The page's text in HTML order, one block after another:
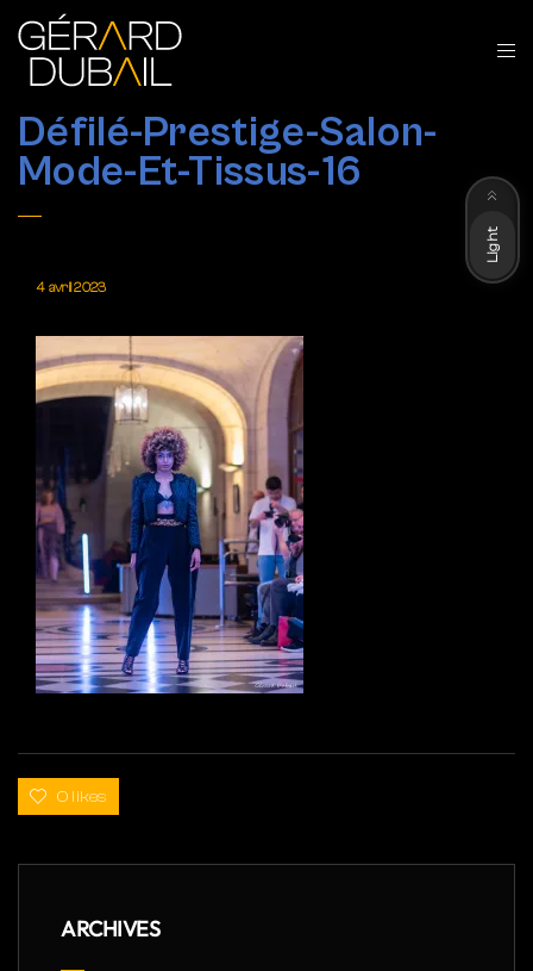
Défilé-Prestige-Salon-
Mode-Et-Tissus-16
4 avril 2023
0 likes
ARCHIVES
Light
Dark